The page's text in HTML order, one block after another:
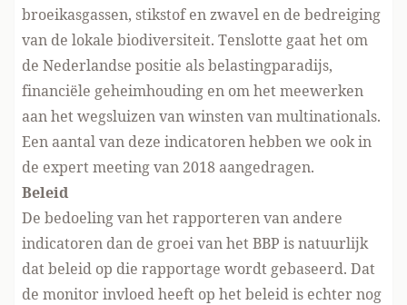
broeikasgassen, stikstof en zwavel en de bedreiging
van de lokale biodiversiteit. Tenslotte gaat het om
de Nederlandse positie als belastingparadijs,
financiële geheimhouding en om het meewerken
aan het wegsluizen van winsten van multinationals.
Een aantal van deze indicatoren hebben we ook in
de expert meeting van 2018 aangedragen.
Beleid
De bedoeling van het rapporteren van andere
indicatoren dan de groei van het BBP is natuurlijk
dat beleid op die rapportage wordt gebaseerd. Dat
de monitor invloed heeft op het beleid is echter nog